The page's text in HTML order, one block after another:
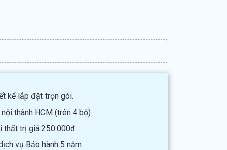
kế lắp đặt trọn gói.
thành HCM (trên 4 bộ).
thất trị giá 250.000đ.
vụ Bảo hành 5 năm